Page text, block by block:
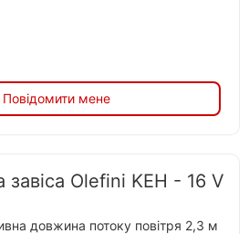
Повідомити мене
завіса Olefini KEH - 16 V
довжина потоку повітря 2,3 м